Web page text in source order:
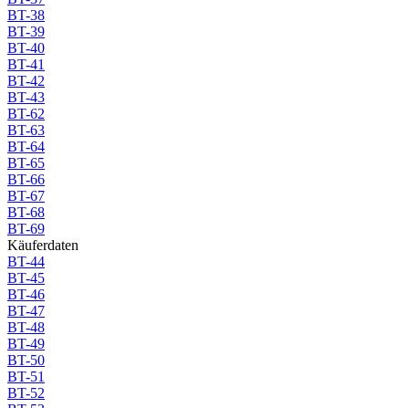
BT-38
BT-39
BT-40
BT-41
BT-42
BT-43
BT-62
BT-63
BT-64
BT-65
BT-66
BT-67
BT-68
BT-69
Käuferdaten
BT-44
BT-45
BT-46
BT-47
BT-48
BT-49
BT-50
BT-51
BT-52